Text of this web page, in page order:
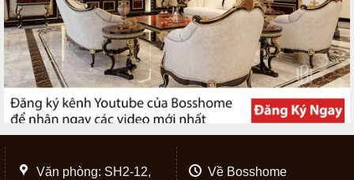
Văn phòng: SH2-12,
Về Bosshome